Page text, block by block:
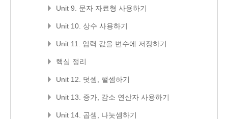
Unit 9. 문자 자료형 사용하기
Unit 10. 상수 사용하기
Unit 11. 입력 값을 변수에 저장하기
핵심 정리
Unit 12. 덧셈, 뺄셈하기
Unit 13. 증가, 감소 연산자 사용하기
Unit 14. 곱셈, 나눗셈하기